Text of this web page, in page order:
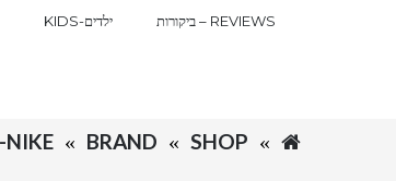
KIDS-ילדים ביקורות – REVIEWS
SHOP
BRAND NIKE-נייק